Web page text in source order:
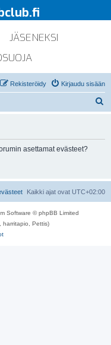
JÄSENEKSI
Kirjaudu sisään
Rekisteröidy
asettamat evästeet?
Kaikki ajat ovat UTC+02:00
Software © phpBB Limited
harritapio, Pettis)